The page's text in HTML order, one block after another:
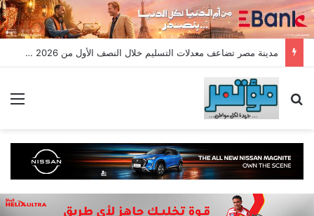
مدينة مصر تضاعف معدلات التسليم خلال النصف الأول من 2026 وتسجل مبيعات جديدة بقيمة 28.4 مليار جنيه
بحث عن